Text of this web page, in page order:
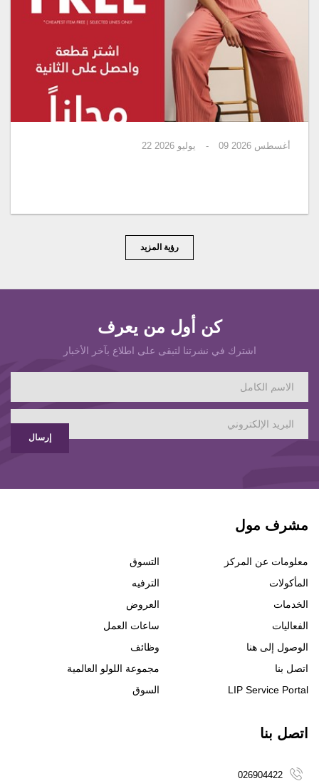
22 - 09 أغسطس 2026
رؤية المزيد
كن أول من يعرف
اشترك في نشرتنا لتبقى على اطلاع بآخر الأخبار
إرسال
مشرف مول
معلومات عن المركز
التسوق
المأكولات
الترفيه
الخدمات
العروض
الفعاليات
ساعات العمل
الوصول إلى هنا
وظائف
اتصل بنا
مجموعة اللولو العالمية
LIP Service Portal
السوق
اتصل بنا
026904422